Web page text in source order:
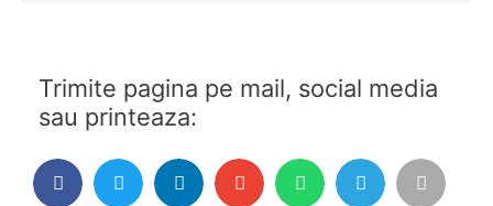
Trimite pagina pe mail, social media
sau printeaza: